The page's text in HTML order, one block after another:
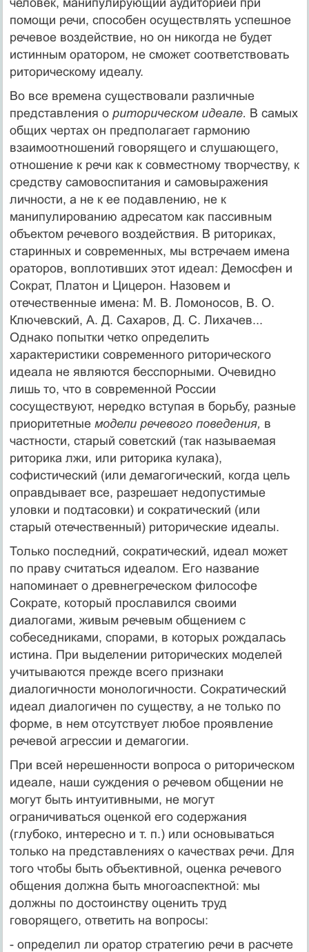
помощи речи, способен осуществлять успешное
речевое воздействие, но он никогда не будет
истинным оратором, не сможет соответствовать
риторическому идеалу.
Во все времена существовали различные
представления о риторическом идеале. В самых
общих чертах он предполагает гармонию
взаимоотношений говорящего и слушающего,
отношение к речи как к совместному творчеству, к
средству самовоспитания и самовыражения
личности, а не к ее подавлению, не к
манипулированию адресатом как пассивным
объектом речевого воздействия. В риториках,
старинных и современных, мы встречаем имена
ораторов, воплотивших этот идеал: Демосфен и
Сократ, Платон и Цицерон. Назовем и
отечественные имена: М. В. Ломоносов, В. О.
Ключевский, А. Д. Сахаров, Д. С. Лихачев...
Однако попытки четко определить
характеристики современного риторического
идеала не являются бесспорными. Очевидно
лишь то, что в современной России
сосуществуют, нередко вступая в борьбу, разные
приоритетные модели речевого поведения, в
частности, старый советский (так называемая
риторика лжи, или риторика кулака),
софистический (или демагогический, когда цель
оправдывает все, разрешает недопустимые
уловки и подтасовки) и сократический (или
старый отечественный) риторические идеалы.
Только последний, сократический, идеал может
по праву считаться идеалом. Его название
напоминает о древнегреческом философе
Сократе, который прославился своими
диалогами, живым речевым общением с
собеседниками, спорами, в которых рождалась
истина. При выделении риторических моделей
учитываются прежде всего признаки
диалогичности монологичности. Сократический
идеал диалогичен по существу, а не только по
форме, в нем отсутствует любое проявление
речевой агрессии и демагогии.
При всей нерешенности вопроса о риторическом
идеале, наши суждения о речевом общении не
могут быть интуитивными, не могут
ограничиваться оценкой его содержания
(глубоко, интересно и т. п.) или основываться
только на представлениях о качествах речи. Для
того чтобы быть объективной, оценка речевого
общения должна быть многоаспектной: мы
должны по достоинству оценить труд
говорящего, ответить на вопросы:
- определил ли оратор стратегию речи в расчете